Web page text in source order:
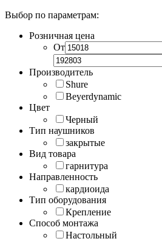
Выбор по параметрам:
Розничная цена
От
Производитель
Shure
Beyerdynamic
Цвет
Черный
Тип наушников
закрытые
Вид товара
гарнитура
Направленность
кардиоида
Тип оборудования
Крепление
Способ монтажа
Настольный